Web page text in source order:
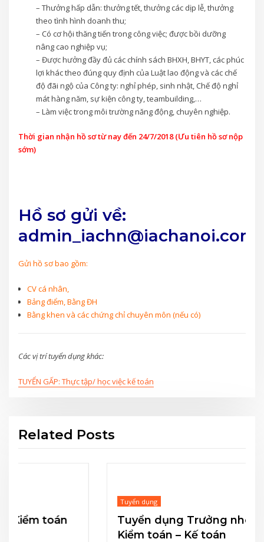
– Thưởng hấp dẫn: thưởng tết, thưởng các dịp lễ, thưởng
theo tình hình doanh thu;
– Có cơ hội thăng tiến trong công việc; được bồi dưỡng
nâng cao nghiệp vụ;
– Được hưởng đầy đủ các chính sách BHXH, BHYT, các phúc
lợi khác theo đúng quy định của Luật lao động và các chế
độ đãi ngộ của Công ty: nghỉ phép, sinh nhật, Chế độ nghỉ
mát hàng năm, sự kiện công ty, teambuilding,…
– Làm việc trong môi trường năng động, chuyên nghiệp.
Thời gian nhận hồ sơ từ nay đến 24/7/2018 (Ưu tiên hồ sơ nộp
sớm)
Hồ sơ gửi về:
admin_iachn@iachanoi.com
Gửi hồ sơ bao gồm:
CV cá nhân,
Bảng điểm, Bằng ĐH
Bằng khen và các chứng chỉ chuyên môn (nếu có)
Các vị trí tuyển dụng khác:
TUYỂN GẤP: Thực tập/ học việc kế toán
Related Posts
Tuyển dụng Trưởng nhóm và Trợ lý
Kiểm toán – Kế toán